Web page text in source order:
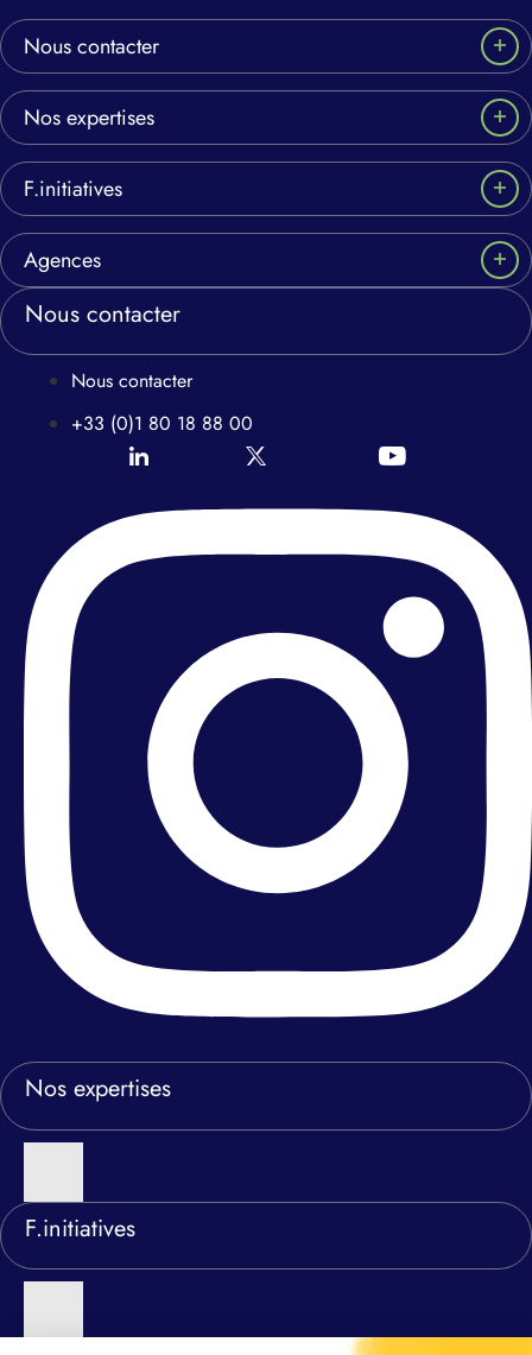
Nous contacter
Nos expertises
F.initiatives
Agences
Nous contacter
Nous contacter
+33 (0)1 80 18 88 00
Nos expertises
F.initiatives